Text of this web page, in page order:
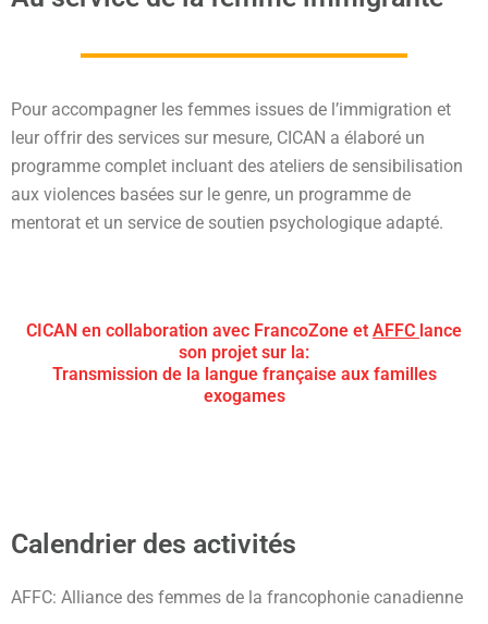
Pour accompagner les femmes issues de l’immigration et
leur offrir des services sur mesure, CICAN a élaboré un
programme complet incluant des ateliers de sensibilisation
aux violences basées sur le genre, un programme de
mentorat et un service de soutien psychologique adapté.
CICAN en collaboration avec FrancoZone et AFFC lance
son projet sur la:
Transmission de la langue française aux familles
exogames
Calendrier des activités
AFFC: Alliance des femmes de la francophonie canadienne